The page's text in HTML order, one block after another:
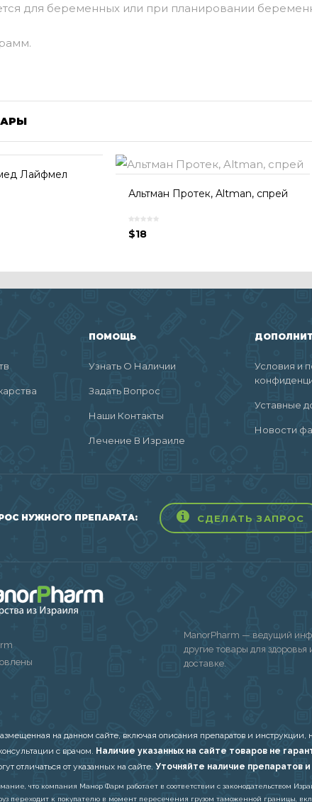
для беременных или при планировании
Лайфмел
Альтман Протек, Altman, спрей
$18
ПОМОЩЬ
Узнать О Наличии
Задать Вопрос
Наши Контакты
Лечение В Израиле
Условия и
Уставные
Новости
НУЖНОГО ПРЕПАРАТА: СДЕЛАТЬ ЗАПРОС
ManorPharm — ведущий
другие товары для
доставке.
на данном сайте, включая описания препаратов и
с врачом. Наличие указанных на сайте товаров не
отличаться от указанных на сайте. Уточняйте наличие препаратов
что компания Манор Фарм работает в соответствии с законодательством
переходит к покупателю в момент пересечения грузом таможенной границы,